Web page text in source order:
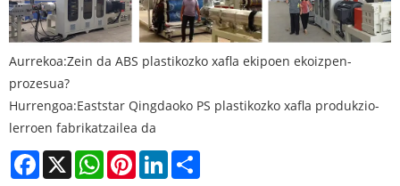
Aurrekoa:Zein da ABS plastikozko xafla ekipoen ekoizpen-
prozesua?
Hurrengoa:Eaststar Qingdaoko PS plastikozko xafla produkzio-
lerroen fabrikatzailea da
Facebook
X WhatsAppPinterestLinkedIn